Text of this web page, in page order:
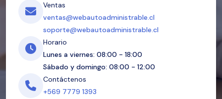
Ventas
ventas@webautoadministrable.cl
soporte@webautoadministrable.cl
Horario
Lunes a viernes: 08:00 - 18:00
Sábado y domingo: 08:00 - 12:00
Contáctenos
+569 7779 1393